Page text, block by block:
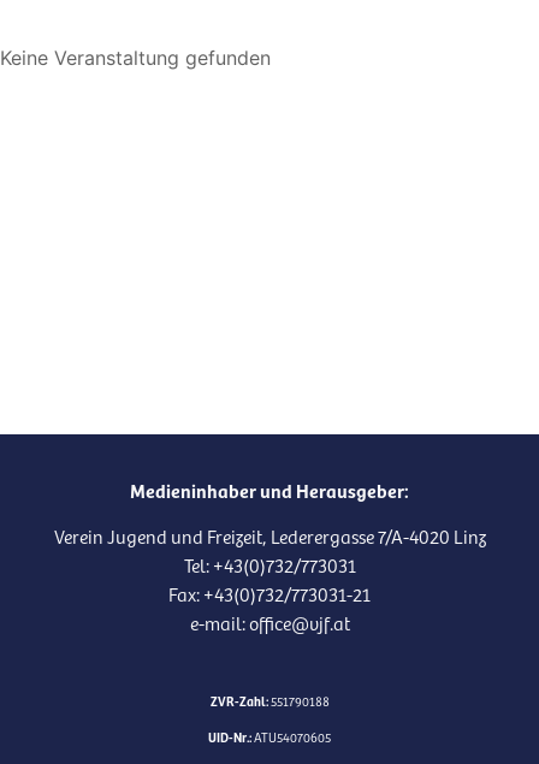
Keine Veranstaltung gefunden
Medieninhaber und Herausgeber:
Verein Jugend und Freizeit, Lederergasse 7/A-4020 Linz
Tel: +43(0)732/773031
Fax: +43(0)732/773031-21
e-mail: office@vjf.at
ZVR-Zahl:551790188
UID-Nr.:ATU54070605